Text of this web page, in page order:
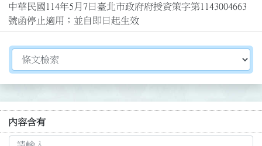
中華民國114年5月7日臺北市政府府授資策字第1143004663
號函停止適用；並自即日起生效
切換選擇法規資訊內容
內容含有